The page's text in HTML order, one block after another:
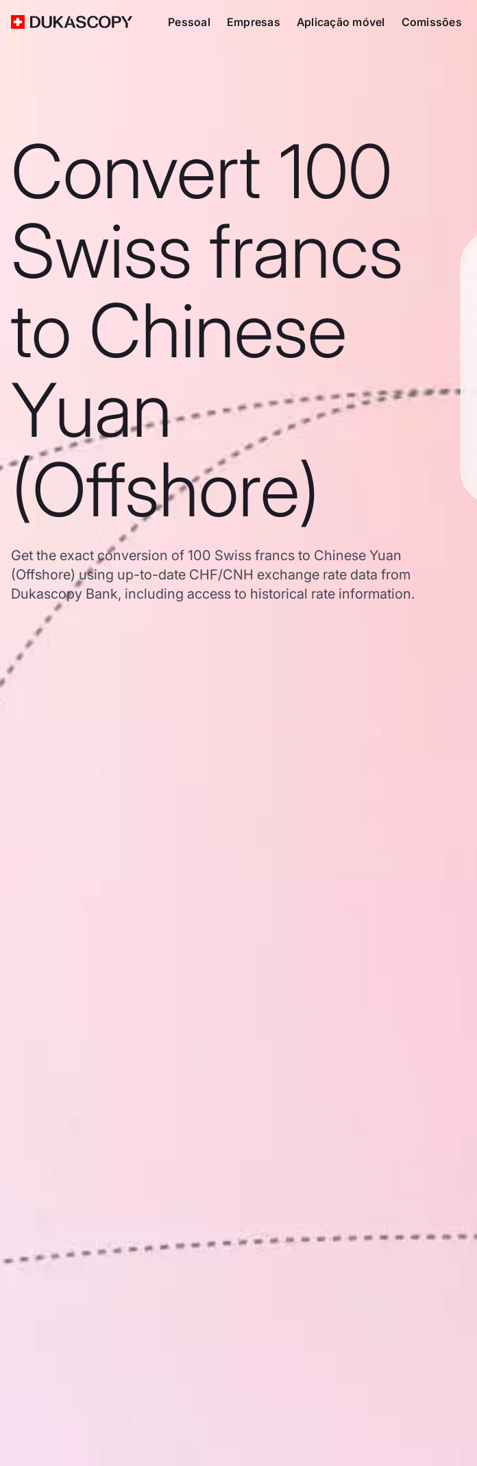
Pessoal Empresas Aplicação móvel Comissões
Convert 100
Swiss francs
to Chinese
Yuan
(Offshore)
Get the exact conversion of 100 Swiss francs to Chinese Yuan
(Offshore) using up-to-date CHF/CNH exchange rate data from
Dukascopy Bank, including access to historical rate information.